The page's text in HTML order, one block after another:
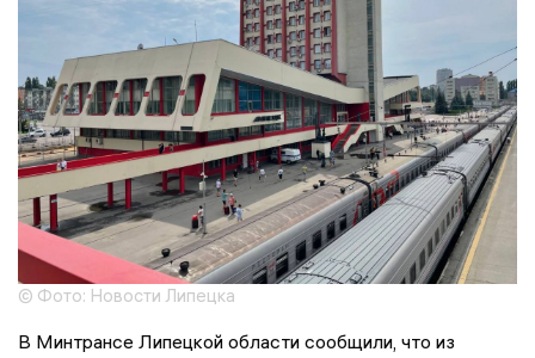
© Фото: Новости Липецка
В Минтрансе Липецкой области сообщили, что из